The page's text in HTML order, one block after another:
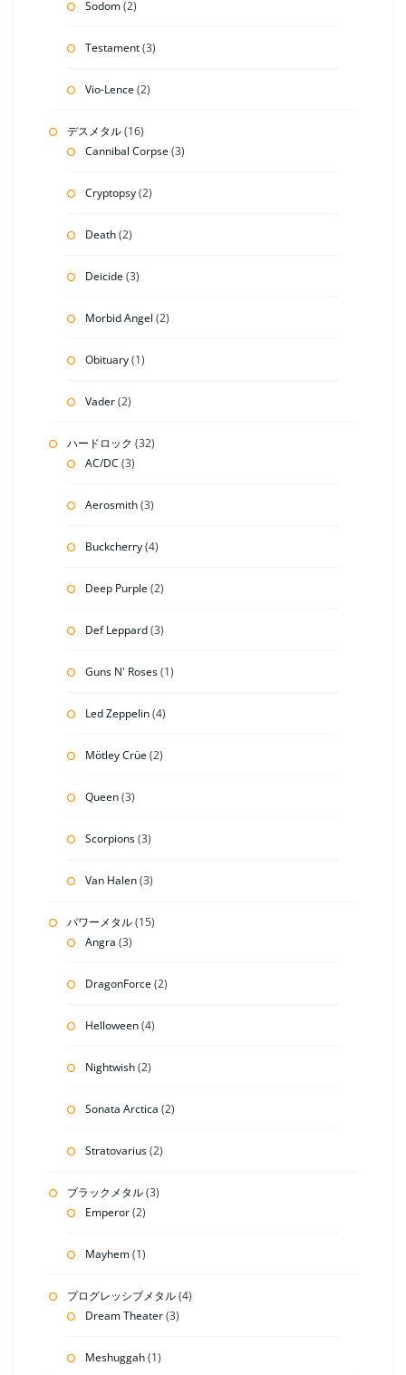
Sodom(2)
Testament(3)
Vio-Lence(2)
デスメタル(16)
Cannibal Corpse(3)
Cryptopsy(2)
Death(2)
Deicide(3)
Morbid Angel (2)
Obituary(1)
Vader(2)
ハードロック (32)
AC/DC (3)
Aerosmith(3)
Buckcherry(4)
Deep Purple(2)
Def Leppard(3)
Guns N' Roses(1)
Led Zeppelin(4)
Mötley Crüe(2)
Queen(3)
Scorpions(3)
Van Halen(3)
パワーメタル(15)
Angra (3)
DragonForce(2)
Helloween(4)
Nightwish(2)
Sonata Arctica (2)
Stratovarius(2)
ブラックメタル(3)
Emperor(2)
Mayhem(1)
プログレッシブメタル(4)
Dream Theater(3)
Meshuggah(1)